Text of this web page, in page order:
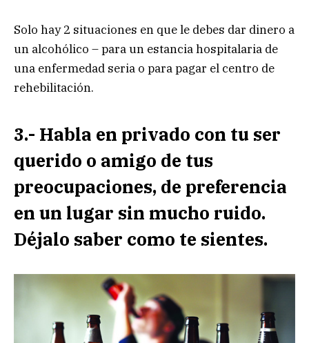
Solo hay 2 situaciones en que le debes dar dinero a
un alcohólico – para un estancia hospitalaria de
una enfermedad seria o para pagar el centro de
rehebilitación.
3.- Habla en privado con tu ser
querido o amigo de tus
preocupaciones, de preferencia
en un lugar sin mucho ruido.
Déjalo saber como te sientes.